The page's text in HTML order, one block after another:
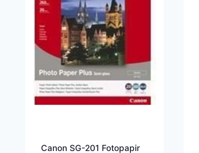
Canon SG-201 Fotopapir